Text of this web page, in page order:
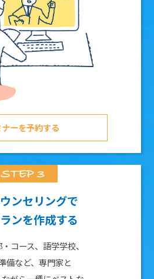
ーを予約する
ンセリングで
ンを作成する
コース、語学学校、
備など、専門家と